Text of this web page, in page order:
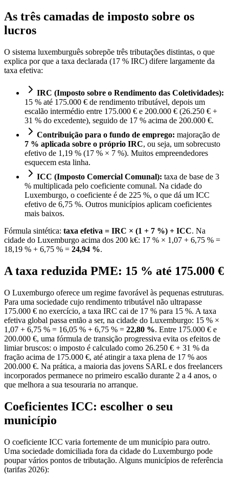
As três camadas de imposto sobre os
lucros
O sistema luxemburguês sobrepõe três tributações distintas, o que
explica por que a taxa declarada (17 % IRC) difere largamente da
taxa efetiva:
IRC (Imposto sobre o Rendimento das Coletividades):
15 % até 175.000 € de rendimento tributável, depois um
escalão intermédio entre 175.000 € e 200.000 € (26.250 € +
31 % do excedente), seguido de 17 % acima de 200.000 €.
Contribuição para o fundo de emprego: majoração de
7 % aplicada sobre o próprio IRC, ou seja, um sobrecusto
efetivo de 1,19 % (17 % × 7 %). Muitos empreendedores
esquecem esta linha.
ICC (Imposto Comercial Comunal): taxa de base de 3
% multiplicada pelo coeficiente comunal. Na cidade do
Luxemburgo, o coeficiente é de 225 %, o que dá um ICC
efetivo de 6,75 %. Outros municípios aplicam coeficientes
mais baixos.
Fórmula sintética: taxa efetiva = IRC × (1 + 7 %) + ICC. Na
cidade do Luxemburgo acima dos 200 k€: 17 % × 1,07 + 6,75 % =
18,19 % + 6,75 % = 24,94 %.
A taxa reduzida PME: 15 % até 175.000 €
O Luxemburgo oferece um regime favorável às pequenas estruturas.
Para uma sociedade cujo rendimento tributável não ultrapasse
175.000 € no exercício, a taxa IRC cai de 17 % para 15 %. A taxa
efetiva global passa então a ser, na cidade do Luxemburgo: 15 % ×
1,07 + 6,75 % = 16,05 % + 6,75 % = 22,80 %. Entre 175.000 € e
200.000 €, uma fórmula de transição progressiva evita os efeitos de
limiar bruscos: o imposto é calculado como 26.250 € + 31 % da
fração acima de 175.000 €, até atingir a taxa plena de 17 % aos
200.000 €. Na prática, a maioria das jovens SARL e dos freelancers
incorporados permanece no primeiro escalão durante 2 a 4 anos, o
que melhora a sua tesouraria no arranque.
Coeficientes ICC: escolher o seu
município
O coeficiente ICC varia fortemente de um município para outro.
Uma sociedade domiciliada fora da cidade do Luxemburgo pode
poupar vários pontos de tributação. Alguns municípios de referência
(tarifas 2026):